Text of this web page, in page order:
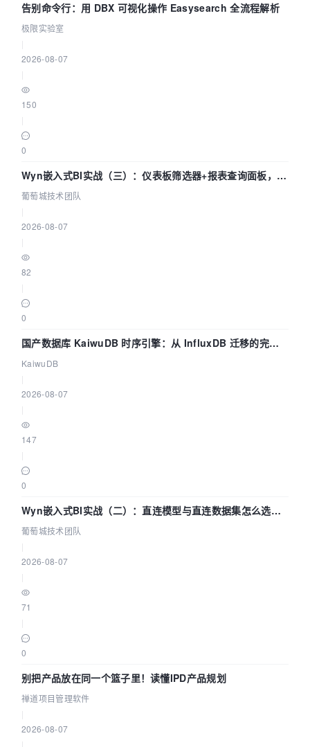
告别命令行：用 DBX 可视化操作 Easysearch 全流程解析
极限实验室
2026-08-07
150
0
Wyn嵌入式BI实战（三）：仪表板筛选器+报表查询面板，参
数联动全闭环
葡萄城技术团队
2026-08-07
82
0
国产数据库 KaiwuDB 时序引擎：从 InfluxDB 迁移的完整
技术路径
KaiwuDB
2026-08-07
147
0
Wyn嵌入式BI实战（二）：直连模型与直连数据集怎么选，
参数为什么不生效？| 葡萄城技术团队
葡萄城技术团队
2026-08-07
71
0
别把产品放在同一个篮子里！读懂IPD产品规划
禅道项目管理软件
2026-08-07